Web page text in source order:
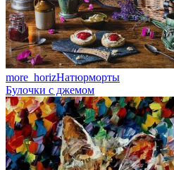
more_horizНатюрморты
Булочки с джемом